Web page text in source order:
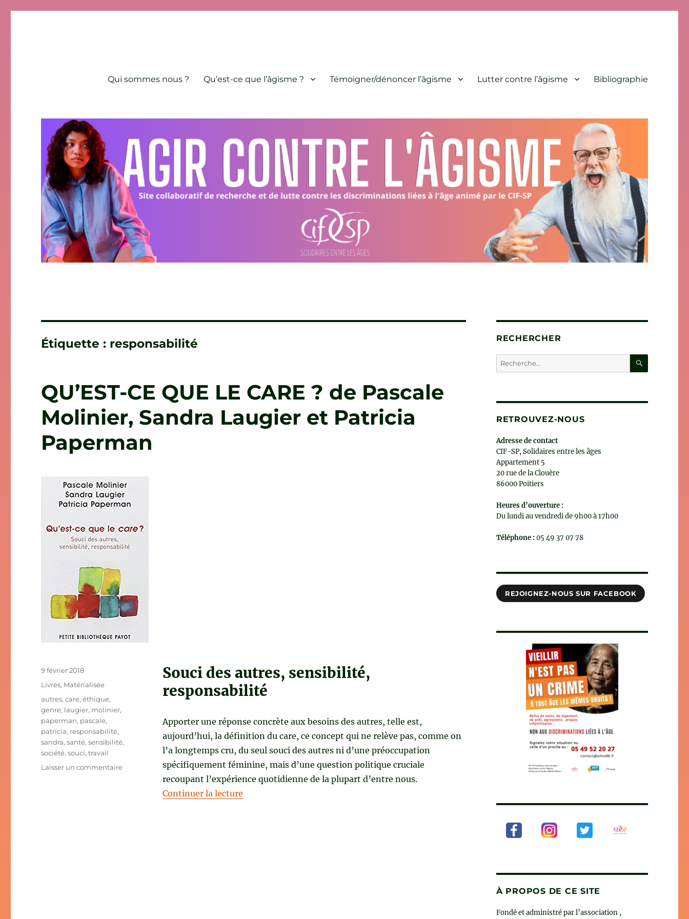
Qui sommes nous ? Qu’est-ce que l’âgisme ? Témoigner/dénoncer l’âgisme Lutter contre l’âgisme Bibliographie
Étiquette : responsabilité
QU’EST-CE QUE LE CARE ? de Pascale
Molinier, Sandra Laugier et Patricia
Paperman
Souci des autres, sensibilité,
responsabilité
Apporter une réponse concrète aux besoins des autres, telle est,
aujourd’hui, la définition du care, ce concept qui ne relève pas, comme on
l’a longtemps cru, du seul souci des autres ni d’une préoccupation
spécifiquement féminine, mais d’une question politique cruciale
recoupant l’expérience quotidienne de la plupart d’entre nous.
Continuer la lecturede « QU’EST-CE QUE LE CARE ? de Pascale Molinier, Sandra Laugier et Patricia Paperman »
Publié
le
9 février 2018
Catégories
Livres, Matérialisée
Étiquettes
autres,care,éthique,
genre, laugier, molinier,
paperman, pascale,
patricia, responsabilité,
sandra,santé,sensibilité,
société,souci,travail
Laisser un commentairesur
RECHERCHER
Recherche
pour :
RETROUVEZ-NOUS
Adresse de contact
CIF-SP, Solidaires entre les âges
Appartement 5
20 rue de la Clouère
86000 Poitiers
Heures d’ouverture :
Du lundi au vendredi de 9h00 à 17h00
Téléphone :05 49 37 07 78
REJOIGNEZ-NOUS SUR FACEBOOK
À PROPOS DE CE SITE
Fondé et administré par l’association ,